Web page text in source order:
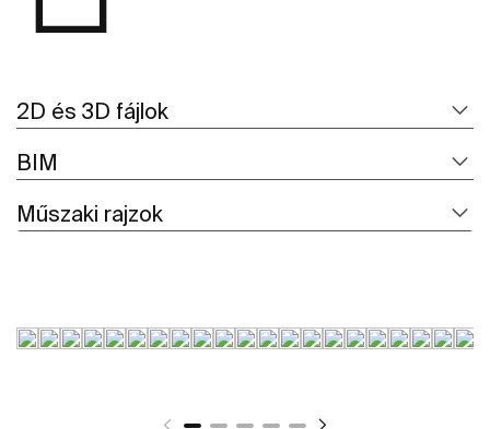
2D és 3D fájlok
BIM
Műszaki rajzok